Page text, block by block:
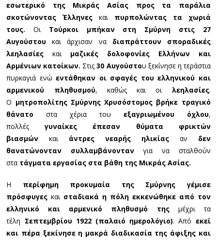
εσωτερικό της Μικράς Ασίας προς τα παράλια
σκοτώνοντας Έλληνες και πυρπολώντας τα χωριά
τους. Οι Τούρκοι μπήκαν στη Σμύρνη στις 27
Αυγούστου και άρχισαν να διαπράττουν σποραδικές
λεηλασίες και μαζικές δολοφονίες
Ελλήνων και
Αρμένιων κατοίκων. Στις30 Αυγούστου ξεκίνησε η τεράστια
πυρκαγιά ενώ εντάθηκαν οι σφαγές του ελληνικού και
αρμενικού πληθυσμού, καθώς και οιλεηλασίες.
Ο μητροπολίτης Σμύρνης Χρυσόστομος βρήκε τραγικό
θάνατο στα χέρια του εξαγριωμένου όχλου,
πολλές γυναίκες έπεσαν θύματα φρικτών
βιασμών και άντρες νεαρής ηλικίαςαν δεν
θανατώνονταν συλλαμβάνοντανγια να σταλθούν
στα τάγματα εργασίας στα βάθη της Μικράς Ασίας.
Η περίφημη προκυμαία της Σμύρνης γέμισε
πρόσφυγες και σταδιακά η πόλη εκκενώθηκε από τον
ελληνικό και αρμενικό πληθυσμό τηςμέχρι τα
τέλη Σεπτεμβρίου 1922 (παλαιό ημερολόγιο). Από εκεί
και πέρα ξεκίνησε η μακρά διαδικασία της άφιξης και